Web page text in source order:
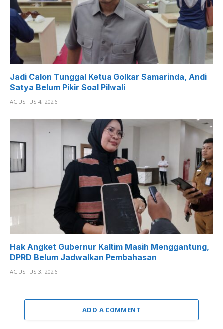
Jadi Calon Tunggal Ketua Golkar Samarinda, Andi
Satya Belum Pikir Soal Pilwali
AGUSTUS 4, 2026
Hak Angket Gubernur Kaltim Masih Menggantung,
DPRD Belum Jadwalkan Pembahasan
AGUSTUS 3, 2026
ADD A COMMENT